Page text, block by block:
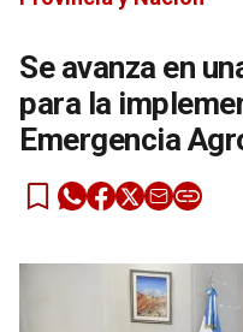
Se avanza en
para la
Emergencia